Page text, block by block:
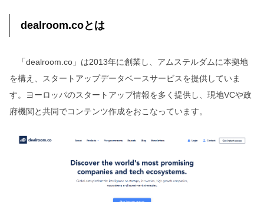
dealroom.coとは
「dealroom.co」は2013年に創業し、アムステルダムに本拠地
を構え、スタートアップデータベースサービスを提供していま
す。ヨーロッパのスタートアップ情報を多く提供し、現地VCや政
府機関と共同でコンテンツ作成をおこなっています。